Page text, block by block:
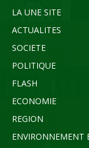
LA UNE SITE
ACTUALITES
SOCIETE
POLITIQUE
FLASH
ECONOMIE
REGION
ENVIRONNEMENT